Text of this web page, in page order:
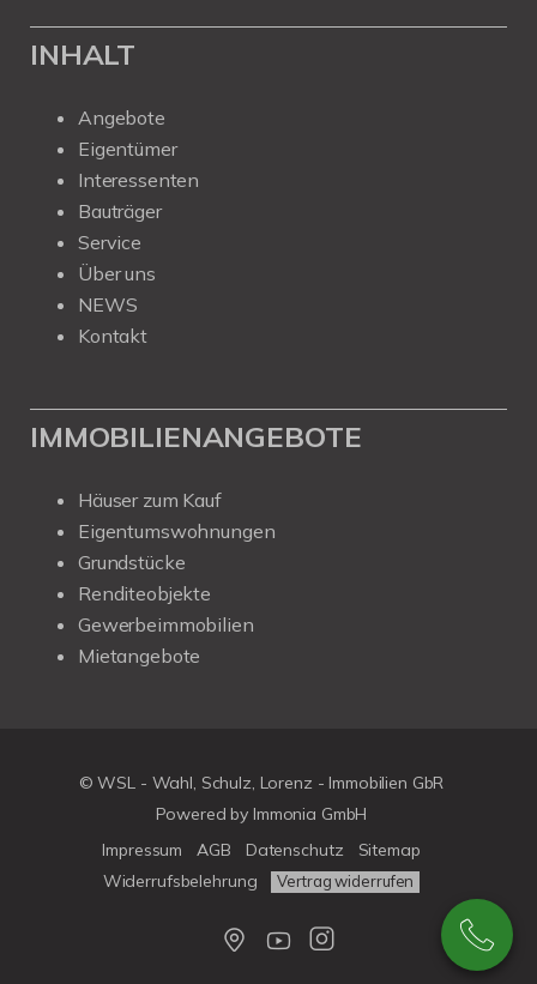
INHALT
Angebote
Eigentümer
Interessenten
Bauträger
Service
Über uns
NEWS
Kontakt
IMMOBILIENANGEBOTE
Häuser zum Kauf
Eigentumswohnungen
Grundstücke
Renditeobjekte
Gewerbeimmobilien
Mietangebote
© WSL - Wahl, Schulz, Lorenz - Immobilien GbR
Powered by Immonia GmbH
Impressum
AGB Datenschutz
Sitemap
Widerrufsbelehrung
Vertrag widerrufen